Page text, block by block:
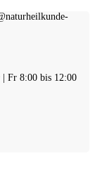
Fr 8:00 bis 12:00